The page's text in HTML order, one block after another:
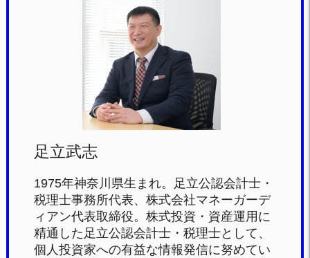
a
足立武志
1975年神奈川県生まれ。足立公認会計士・
税理士事務所代表、株式会社マネーガーデ
ィアン代表取締役。株式投資・資産運用に
精通した足立公認会計士・税理士として、
個人投資家への有益な情報発信に努めてい